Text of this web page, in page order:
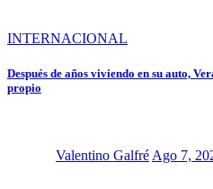
INTERNACIONAL
Después de años viviendo en su auto,
propio
Valentino GalfréAgo 7,